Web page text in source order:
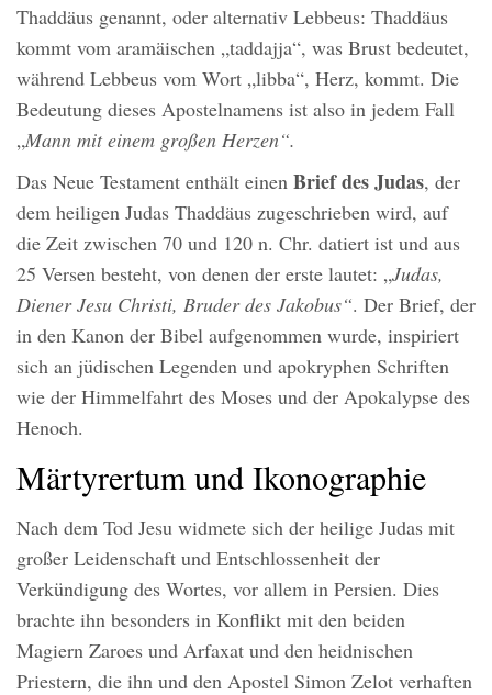
Thaddäus genannt, oder alternativ Lebbeus: Thaddäus
kommt vom aramäischen „taddajja“, was Brust bedeutet,
während Lebbeus vom Wort „libba“, Herz, kommt. Die
Bedeutung dieses Apostelnamens ist also in jedem Fall
„Mann mit einem großen Herzen“.
Das Neue Testament enthält einen Brief des Judas, der
dem heiligen Judas Thaddäus zugeschrieben wird, auf
die Zeit zwischen 70 und 120 n. Chr. datiert ist und aus
25 Versen besteht, von denen der erste lautet: „Judas,
Diener Jesu Christi, Bruder des Jakobus“. Der Brief, der
in den Kanon der Bibel aufgenommen wurde, inspiriert
sich an jüdischen Legenden und apokryphen Schriften
wie der Himmelfahrt des Moses und der Apokalypse des
Henoch.
Märtyrertum und Ikonographie
Nach dem Tod Jesu widmete sich der heilige Judas mit
großer Leidenschaft und Entschlossenheit der
Verkündigung des Wortes, vor allem in Persien. Dies
brachte ihn besonders in Konflikt mit den beiden
Magiern Zaroes und Arfaxat und den heidnischen
Priestern, die ihn und den Apostel Simon Zelot verhaften